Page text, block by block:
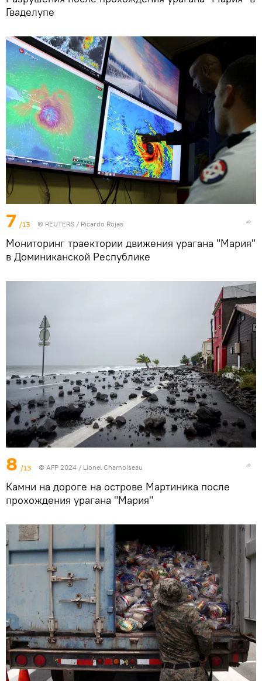
Гваделупе
7 /13 © REUTERS / Ricardo Rojas
Мониторинг траектории движения урагана "Мария"
в Доминиканской Республике
8 /13 © AFP 2024 / Lionel Chamoiseau
Камни на дороге на острове Мартиника после
прохождения урагана "Мария"